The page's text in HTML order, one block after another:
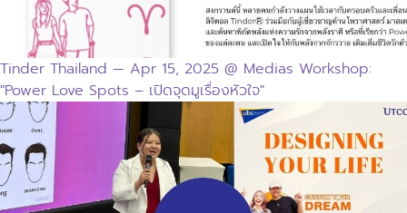
Tinder Thailand — Apr 15, 2025 @ Medias Workshop:
"Power Love Spots – เปิดจุดมูเรื่องหัวใจ"